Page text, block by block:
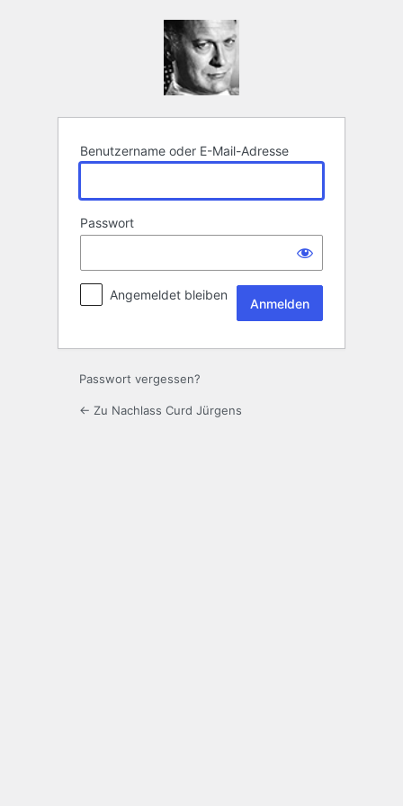
Benutzername oder E-Mail-Adresse
Passwort
Angemeldet bleiben
Passwort vergessen?
← Zu Nachlass Curd Jürgens